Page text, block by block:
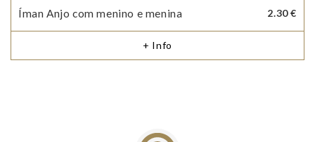
Íman Anjo com menino e menina 2.30 €
+ Info